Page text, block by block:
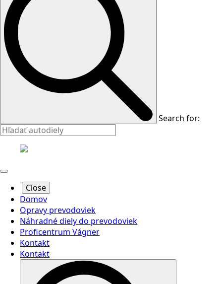
Search for:
Close
Domov
Opravy prevodoviek
Náhradné diely do prevodoviek
Proficentrum Vágner
Kontakt
Kontakt